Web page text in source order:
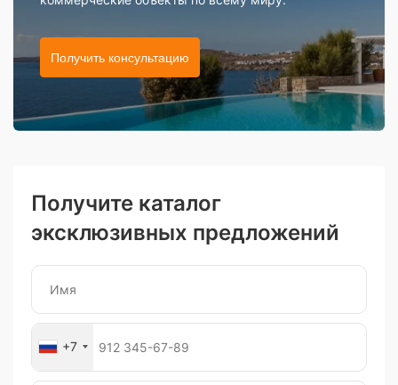
Получить консультацию
Получите каталог
эксклюзивных предложений
+7